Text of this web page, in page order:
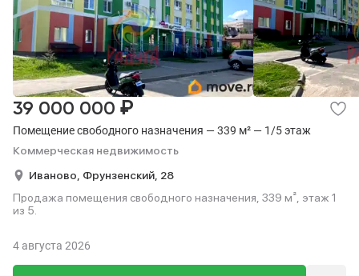
Помещение свободного назначения — 339 м² — 1/5 этаж
Коммерческая недвижимость
39 000 000 ₽
Иваново, Фрунзенский, 28
Продажа помещения свободного назначения, 339 м², этаж 1
из 5.
4 августа 2026